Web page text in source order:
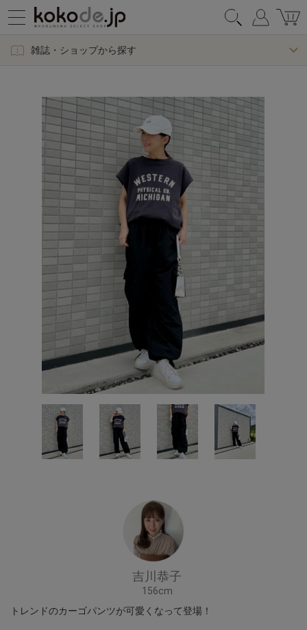
雑誌・ショップから探す
吉川恭子
156cm
トレンドのカーゴパンツが可愛くなって登場！